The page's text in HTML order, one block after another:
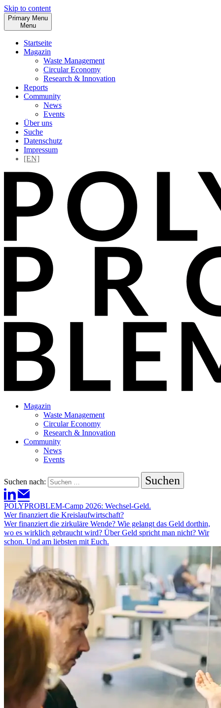
Skip to content
Primary Menu
Menu
Startseite
Magazin
Waste Management
Circular Economy
Research & Innovation
Reports
Community
News
Events
Über uns
Suche
Datenschutz
Impressum
[EN]
Magazin
Waste Management
Circular Economy
Research & Innovation
Community
News
Events
Suchen nach:
POLYPROBLEM-Camp 2026: Wechsel-Geld.
Wer finanziert die Kreislaufwirtschaft?
Wer finanziert die zirkuläre Wende? Wie gelangt das Geld dorthin,
wo es wirklich gebraucht wird? Über Geld spricht man nicht? Wir
schon. Und am liebsten mit Euch.